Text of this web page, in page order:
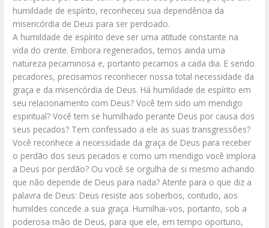
humildade de espírito, reconheceu sua dependência da
misericórdia de Deus para ser perdoado.
A humildade de espírito deve ser uma atitude constante na
vida do crente. Embora regenerados, temos ainda uma
natureza pecaminosa e, portanto pecamos a cada dia. E sendo
pecadores, precisamos reconhecer nossa total necessidade da
graça e da misericórdia de Deus. Há humildade de espírito em
seu relacionamento com Deus? Você tem sido um mendigo
espiritual? Você tem se humilhado perante Deus por causa dos
seus pecados? Tem confessado a ele as suas transgressões?
Você reconhece a necessidade da graça de Deus para receber
o perdão dos seus pecados e como um mendigo você implora
a Deus por perdão? Ou você se orgulha de si mesmo achando
que não depende de Deus para nada? Atente para o que diz a
palavra de Deus: Deus resiste aos soberbos, contudo, aos
humildes concede a sua graça. Humilhai-vos, portanto, sob a
poderosa mão de Deus, para que ele, em tempo oportuno,